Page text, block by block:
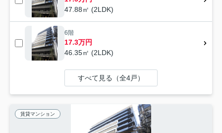
47.88㎡ (2LDK)
6階
17.3万円
46.35㎡ (2LDK)
すべて見る（全4戸）
賃貸マンション